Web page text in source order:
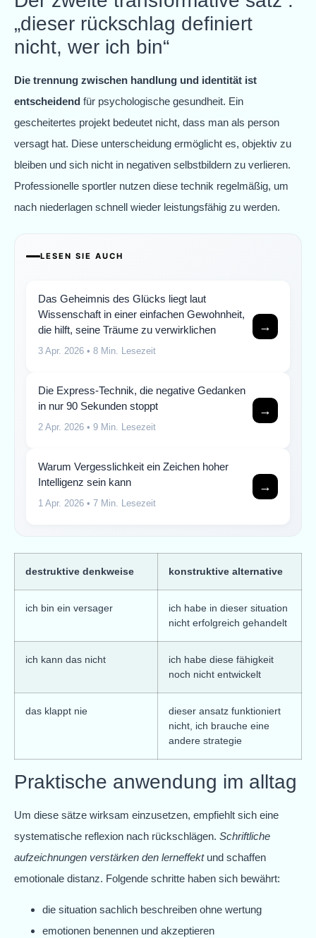
„dieser rückschlag definiert
nicht, wer ich bin“
Die trennung zwischen handlung und identität ist
entscheidend für psychologische gesundheit. Ein
gescheitertes projekt bedeutet nicht, dass man als person
versagt hat. Diese unterscheidung ermöglicht es, objektiv zu
bleiben und sich nicht in negativen selbstbildern zu verlieren.
Professionelle sportler nutzen diese technik regelmäßig, um
nach niederlagen schnell wieder leistungsfähig zu werden.
LESEN SIE AUCH
Das Geheimnis des Glücks liegt laut
Wissenschaft in einer einfachen Gewohnheit,
die hilft, seine Träume zu verwirklichen
3 Apr. 2026 • 8 Min. Lesezeit
→
Die Express-Technik, die negative Gedanken
in nur 90 Sekunden stoppt
2 Apr. 2026 • 9 Min. Lesezeit
→
Warum Vergesslichkeit ein Zeichen hoher
Intelligenz sein kann
1 Apr. 2026 • 7 Min. Lesezeit
→
destruktive denkweise konstruktive alternative
ich bin ein versager
ich habe in dieser situation
nicht erfolgreich gehandelt
ich kann das nicht
ich habe diese fähigkeit
noch nicht entwickelt
das klappt nie
dieser ansatz funktioniert
nicht, ich brauche eine
andere strategie
Praktische anwendung im alltag
Um diese sätze wirksam einzusetzen, empfiehlt sich eine
systematische reflexion nach rückschlägen. Schriftliche
aufzeichnungen verstärken den lerneffektund schaffen
emotionale distanz. Folgende schritte haben sich bewährt:
die situation sachlich beschreiben ohne wertung
emotionen benennen und akzeptieren